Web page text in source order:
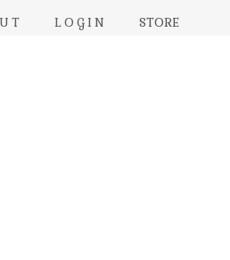
LOGIN STORE